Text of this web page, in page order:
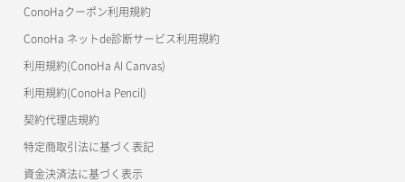
ConoHaクーポン利用規約
ConoHa ネットde診断サービス利用規約
利用規約(ConoHa AI Canvas)
利用規約(ConoHa Pencil)
契約代理店規約
特定商取引法に基づく表記
資金決済法に基づく表示